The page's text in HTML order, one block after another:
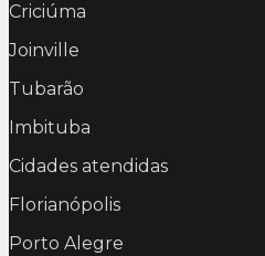
Criciúma
Joinville
Tubarão
Imbituba
Cidades atendidas
Florianópolis
Porto Alegre